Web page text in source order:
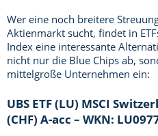
Wer eine noch breitere
Aktienmarkt sucht, findet in
Index eine interessante
nicht nur die Blue Chips ab,
mittelgroße Unternehmen ein:
UBS ETF (LU) MSCI
(CHF) A-acc – WKN: